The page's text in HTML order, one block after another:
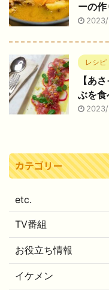
ーの作
レシピ
【あ
ぶを食
カテゴリー
etc.
TV番組
お役立ち情報
イケメン